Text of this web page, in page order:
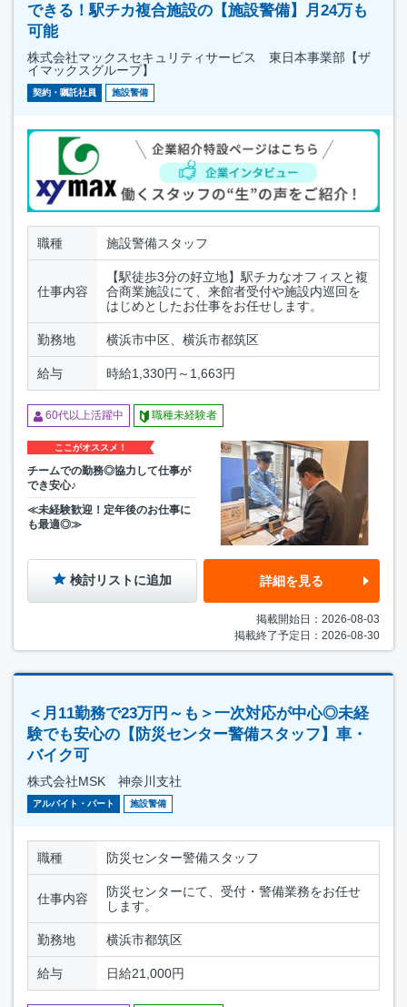
できる！駅チカ複合施設の【施設警備】月24万も
可能
株式会社マックスセキュリティサービス 東日本事業部【ザ
イマックスグループ】
契約・嘱託社員 施設警備
職種 施設警備スタッフ
仕事内容
【駅徒歩3分の好立地】駅チカなオフィスと複
合商業施設にて、来館者受付や施設内巡回を
はじめとしたお仕事をお任せします。
勤務地 横浜市中区、横浜市都筑区
給与 時給1,330円～1,663円
60代以上活躍中 職種未経験者
ここがオススメ！
チームでの勤務◎協力して仕事が
でき安心♪
≪未経験歓迎！定年後のお仕事に
も最適◎≫
検討リストに追加 詳細を見る
掲載開始日：2026-08-03
掲載終了予定日：2026-08-30
＜月11勤務で23万円～も＞一次対応が中心◎未経
験でも安心の【防災センター警備スタッフ】車・
バイク可
株式会社MSK 神奈川支社
アルバイト・パート 施設警備
職種 防災センター警備スタッフ
仕事内容
防災センターにて、受付・警備業務をお任せ
します。
勤務地 横浜市都筑区
給与 日給21,000円